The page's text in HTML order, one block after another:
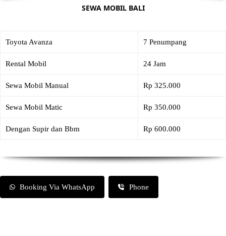
SEWA MOBIL BALI
Toyota Avanza 7 Penumpang
Rental Mobil 24 Jam
Sewa Mobil Manual Rp 325.000
Sewa Mobil Matic Rp 350.000
Dengan Supir dan Bbm Rp 600.000
Booking Via WhatsApp Phone